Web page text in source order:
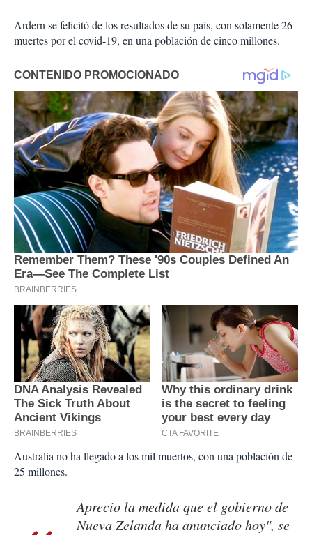
Ardern se felicitó de los resultados de su país, con solamente 26
muertes por el covid-19, en una población de cinco millones.
Australia no ha llegado a los mil muertos, con una población de
25 millones.
Aprecio la medida que el gobierno de
Nueva Zelanda ha anunciado hoy", se